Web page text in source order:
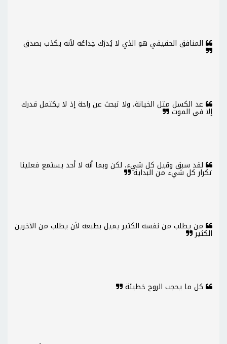
المنافق الحقيقي هو الذي لا يُدرَك خِداعُه لأنه يكذب بصدق
عد الكسل مثل الخيانة، ولا تبحث عن راحة إذ لا يكتمل قدرك
إلا في الموت
لقد سبق وقيل كل شيء، لكن وبما أنه لا أحد يستمع فعلينا
تكرار كل شيء من البداية
من يطلب من نفسه الكثير يميل بطبعه لأن يطلب من الآخرين
الكثير
كل ما يحجب الروح خطيئة